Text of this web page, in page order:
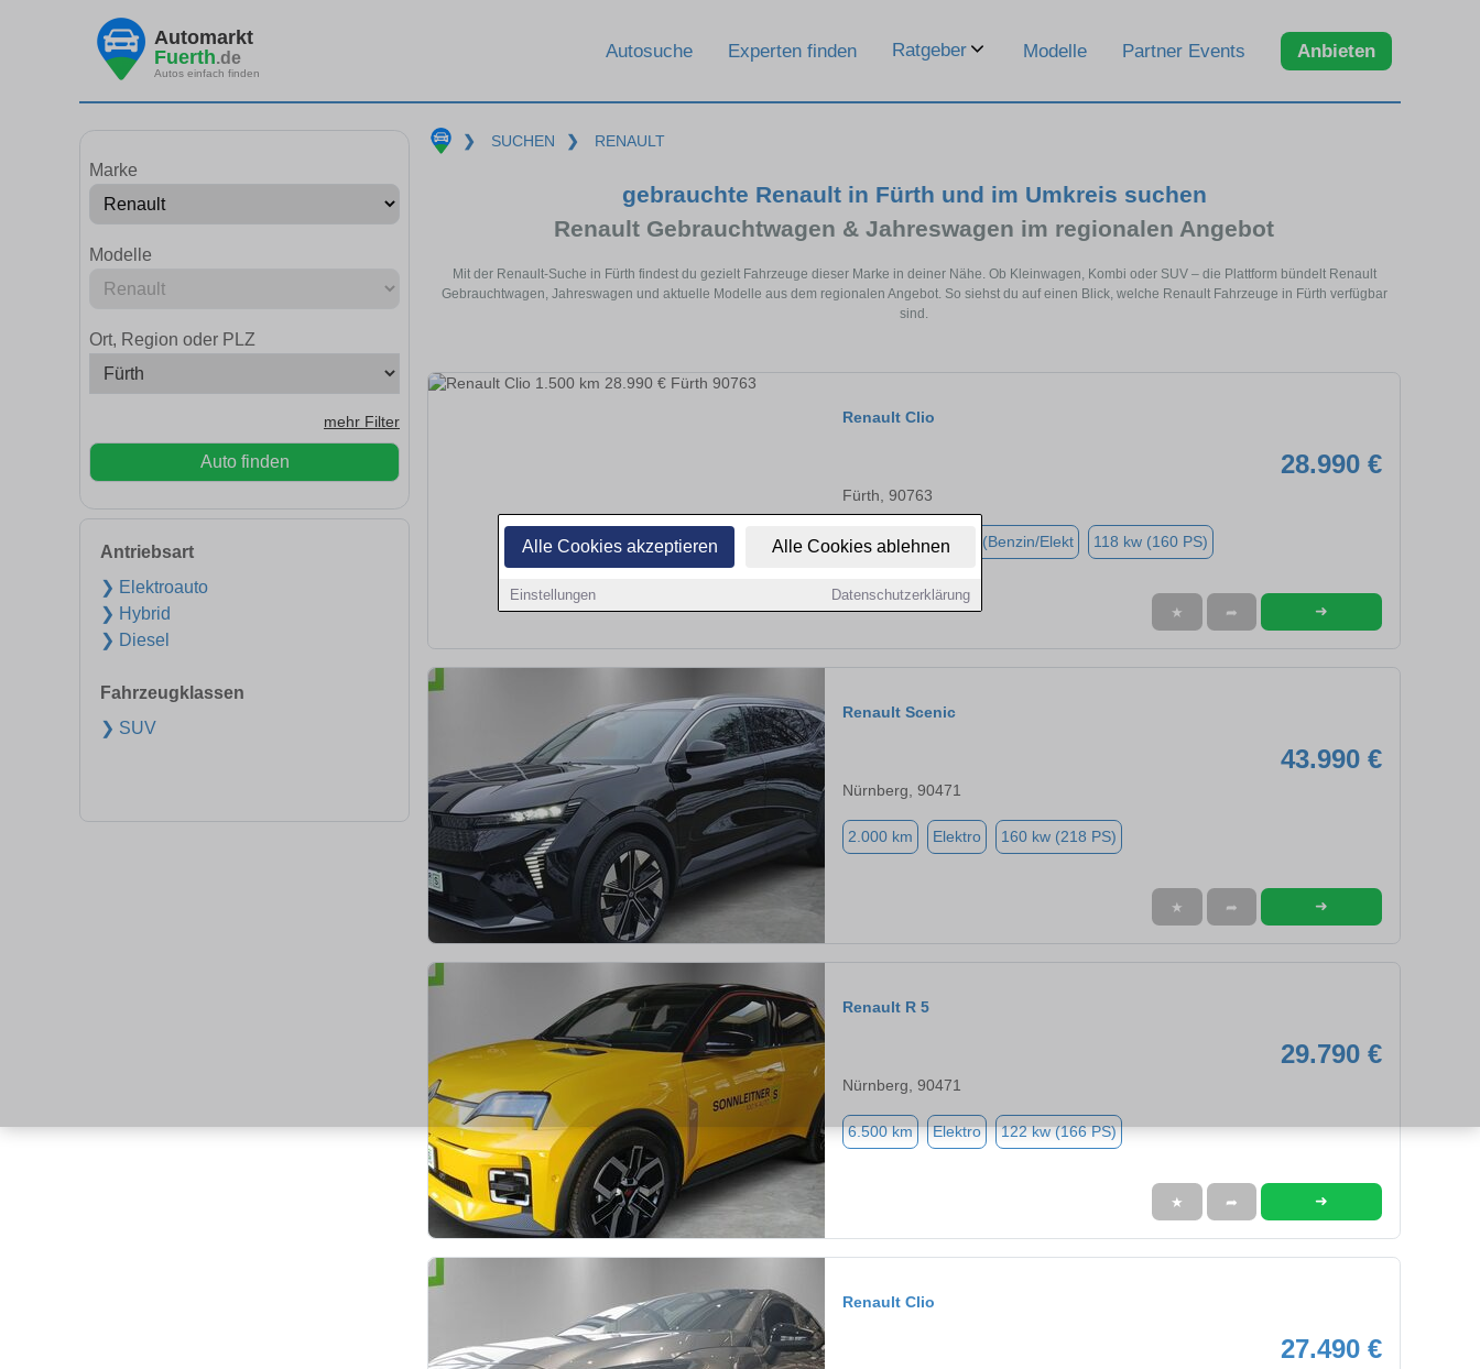
Alle Cookies akzeptieren Alle Cookies ablehnen
Einstellungen Datenschutzerklärung
Automarkt
Fuerth.de
Autos einfach finden
Autosuche Experten finden Ratgeber Modelle Partner Events Anbieten
Marke
Modelle
Ort, Region oder PLZ
mehr Filter
Auto finden
Antriebsart
❯ Elektroauto
❯ Hybrid
❯ Diesel
Fahrzeugklassen
❯ SUV
❯ SUCHEN ❯ RENAULT
gebrauchte Renault in Fürth und im Umkreis suchen
Renault Gebrauchtwagen & Jahreswagen im regionalen Angebot
Mit der Renault-Suche in Fürth findest du gezielt Fahrzeuge dieser Marke in deiner Nähe. Ob Kleinwagen, Kombi oder SUV – die Plattform bündelt Renault
Gebrauchtwagen, Jahreswagen und aktuelle Modelle aus dem regionalen Angebot. So siehst du auf einen Blick, welche Renault Fahrzeuge in Fürth verfügbar
sind.
Renault Clio
28.990 €
Fürth, 90763
1.500 km Hybrid (Benzin/Elekt 118 kw (160 PS)
★ ➦ ➜
Renault Scenic
43.990 €
Nürnberg, 90471
2.000 km Elektro 160 kw (218 PS)
★ ➦ ➜
Renault R 5
29.790 €
Nürnberg, 90471
6.500 km Elektro 122 kw (166 PS)
★ ➦ ➜
Renault Clio
27.490 €